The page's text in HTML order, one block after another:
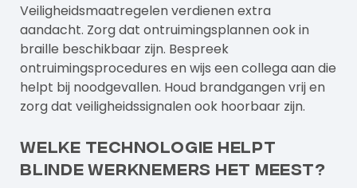
Veiligheidsmaatregelen verdienen extra
aandacht. Zorg dat ontruimingsplannen ook in
braille beschikbaar zijn. Bespreek
ontruimingsprocedures en wijs een collega aan die
helpt bij noodgevallen. Houd brandgangen vrij en
zorg dat veiligheidssignalen ook hoorbaar zijn.
Welke technologie helpt
blinde werknemers het meest?